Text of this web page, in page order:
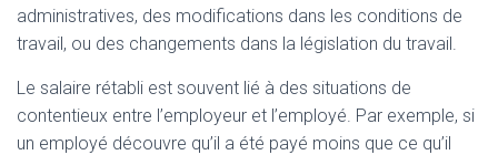
administratives, des modifications dans les conditions de
travail, ou des changements dans la législation du travail.
Le salaire rétabli est souvent lié à des situations de
contentieux entre l’employeur et l’employé. Par exemple, si
un employé découvre qu’il a été payé moins que ce qu’il